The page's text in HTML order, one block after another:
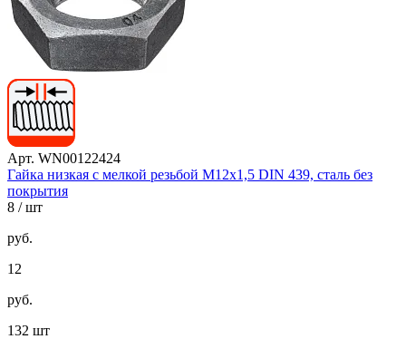
Арт. WN00122424
Гайка низкая с мелкой резьбой М12х1,5 DIN 439, сталь без
покрытия
8 / шт
руб.
12
руб.
132 шт